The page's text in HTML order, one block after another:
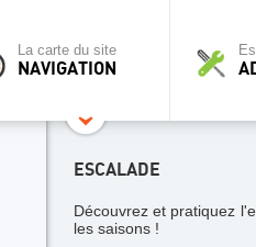
La carte du site
NAVIGATION
ESCALADE
Découvrez et pratiquez
les saisons !